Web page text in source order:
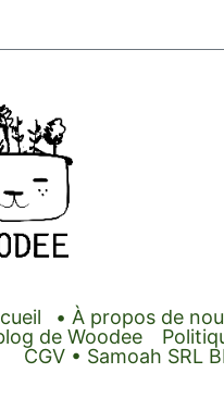
• À propos de
de Woodee
CGV • Samoah SRL